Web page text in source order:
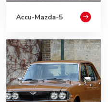
Accu-Mazda-5